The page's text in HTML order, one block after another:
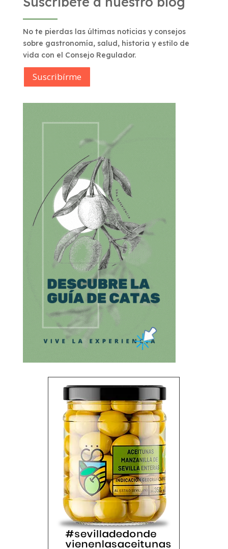
No te pierdas las últimas noticias y consejos
sobre gastronomía, salud, historia y estilo de
vida con el Consejo Regulador.
Suscribírme